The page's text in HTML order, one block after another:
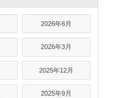
2026年6月
2026年3月
2025年12月
2025年9月